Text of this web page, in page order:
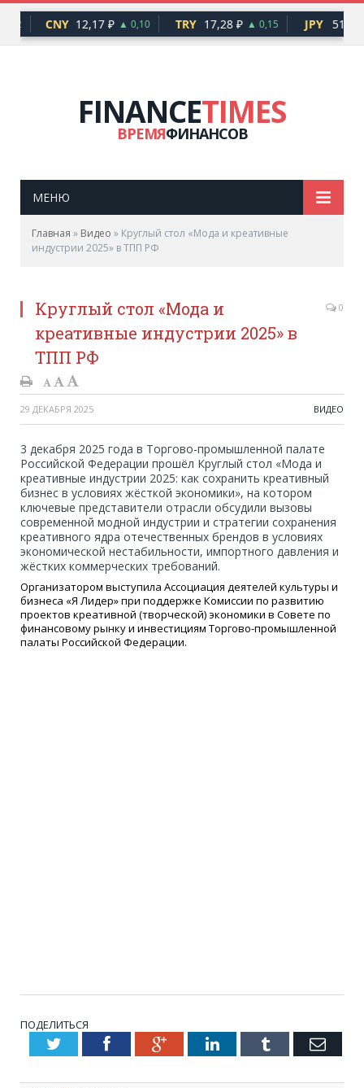
CNY 12,17 ₽ ▲ 0,10 TRY 17,28 ₽ ▲ 0,15 JPY 51,82 ₽
FINANCETIMES
ВРЕМЯФИНАНСОВ
МЕНЮ
Главная » Видео » Круглый стол «Мода и креативные
индустрии 2025» в ТПП РФ
Круглый стол «Мода и
креативные индустрии 2025» в
ТПП РФ
0
29 ДЕКАБРЯ 2025 ВИДЕО
3 декабря 2025 года в Торгово-промышленной палате
Российской Федерации прошёл Круглый стол «Мода и
креативные индустрии 2025: как сохранить креативный
бизнес в условиях жёсткой экономики», на котором
ключевые представители отрасли обсудили вызовы
современной модной индустрии и стратегии сохранения
креативного ядра отечественных брендов в условиях
экономической нестабильности, импортного давления и
жёстких коммерческих требований.
Организатором выступила Ассоциация деятелей культуры и
бизнеса «Я Лидер» при поддержке Комиссии по развитию
проектов креативной (творческой) экономики в Совете по
финансовому рынку и инвестициям Торгово-промышленной
палаты Российской Федерации.
ПОДЕЛИТЬСЯ
TwitterFacebookGoogle+LinkedInTumblr Email